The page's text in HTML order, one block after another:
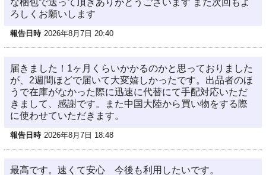
な梱包で送って頂きありがとうございます また次回もよ
ろしくお願いします
報告日時 2026年8月7日 20:40
届きました！1ヶ月くらいかかるのかと思っておりました
が、2週間ほどで届いて大変嬉しかったです。出品者のほ
うで在庫がなかった際に迅速に代替にて手配対応いただ
きまして、感謝です。また中国大陸から買い物をする際
に使わせていただきます。
報告日時 2026年8月7日 18:48
最高です。速くて安心 今後も利用したいです。